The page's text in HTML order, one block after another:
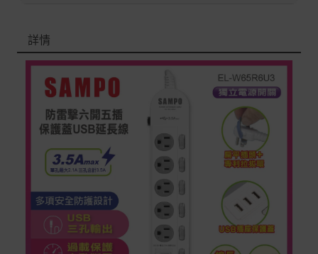
本網站消費者享有商品到貨七天鑑賞期之權益(鑑賞期並非
試用期)。
到貨七天內消費者有權申請退貨或換貨；超過七天以上(含
假日)，恕無法辦理。
退回之商品必須是全新狀態且完整包裝(含商品、附件、包
裝、紙箱及所有附隨文件或資料)。
商品到貨後進行開箱前請全程錄影以確保自身權益 ! 非商
品本身瑕疵之退貨商品若有上述不完整之情況，本公司有
權向消費者收取相應的整新費用。
*遊戲光碟、軟體等影音商品屬智慧財產權之商品。依消費
者保護法第十九條第二項規定，一經拆封後恕不接受退換
貨。
詳情